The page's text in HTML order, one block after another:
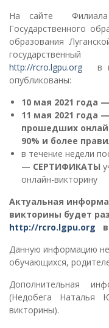
На сайте Филиала
Государственного
образования
государственный
http://rcro.lgpu.org в
опубликованы:
10 мая 2021
11 мая 2021 года —
прошедших
90% и более
в течение недели
— СЕРТИФИКАТЫ
онлайн-викторину
Актуальная
викторины будет
http://rcro.lgpu.org в
Данную информацию
обучающихся,
Дополнительная
(Недобега Наталья
викторины).